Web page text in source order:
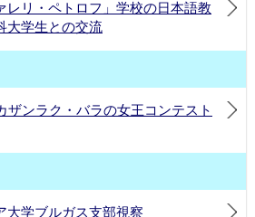
ンボル工場訪問
学ブルガス支部視察
見学
ミー訪問
レリ・ペトロフ」学校の日本語教
大学生との交流
ザンラク・バラの女王コンテスト
大学ブルガス支部視察